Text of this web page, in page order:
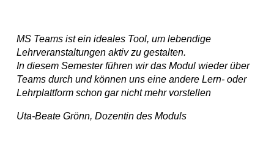
MS Teams ist ein ideales Tool, um lebendige
Lehrveranstaltungen aktiv zu gestalten.
In diesem Semester führen wir das Modul wieder über
Teams durch und können uns eine andere Lern- oder
Lehrplattform schon gar nicht mehr vorstellen
Uta-Beate Grönn, Dozentin des Moduls